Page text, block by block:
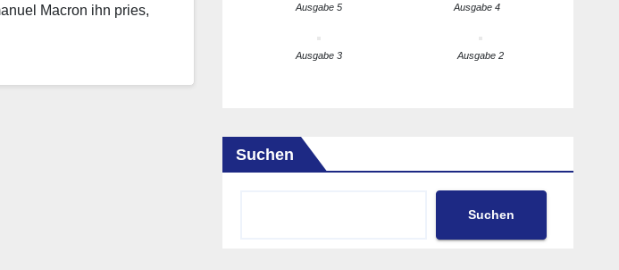
Macron ihn pries,
Ausgabe 5 Ausgabe 4
Ausgabe 3 Ausgabe 2
Suchen
Suchen